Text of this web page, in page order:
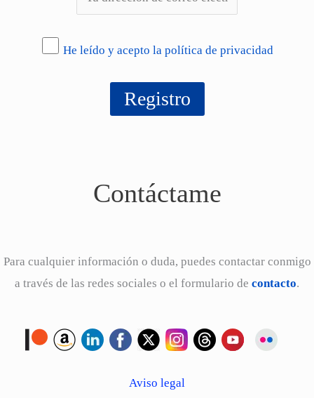
He leído y acepto la política de privacidad
Contáctame
Para cualquier información o duda, puedes contactar conmigo
a través de las redes sociales o el formulario de contacto.
Aviso legal